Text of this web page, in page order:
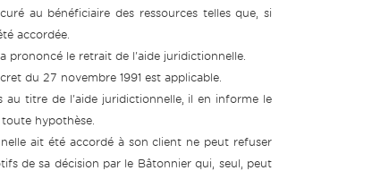
au bénéficiaire des ressources telles que, si
accordée.
prononcé le retrait de l'aide juridictionnelle.
du 27 novembre 1991 est applicable.
au titre de l'aide juridictionnelle, il en informe le
hypothèse.
ait été accordé à son client ne peut refuser
de sa décision par le Bâtonnier qui, seul, peut